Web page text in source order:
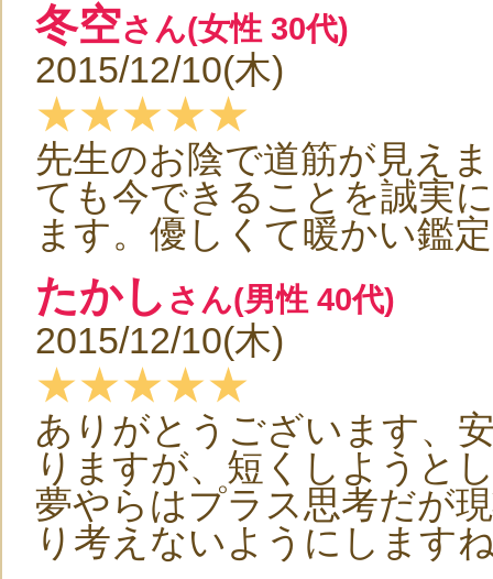
冬空さん(女性 30代)
2015/12/10(木)
★★★★★
先生のお陰で道筋が見え
ても今できることを誠実
ます。優しくて暖かい鑑
たかし さん(男性 40代)
2015/12/10(木)
★★★★★
ありがとうございます、
りますが、短くしようと
夢やらはプラス思考だが
り考えないようにします